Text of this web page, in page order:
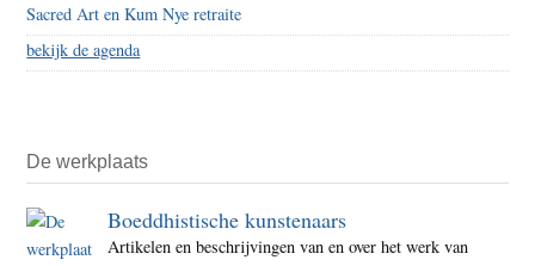
Sacred Art en Kum Nye retraite
bekijk de agenda
De werkplaats
Boeddhistische kunstenaars
Artikelen en beschrijvingen van en over het werk van